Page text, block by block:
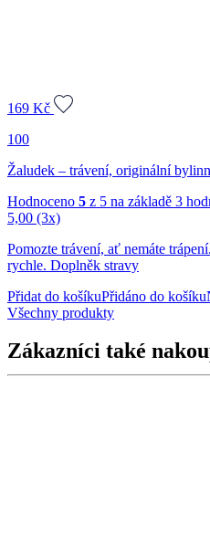
169 Kč
100
Žaludek – trávení, originální
Hodnoceno 5 z 5 na základě 3
5,00 (3x)
Pomozte trávení, ať nemáte
rychle. Doplněk stravy
Přidat do košíkuPřidáno do košíku
Všechny produkty
Zákazníci také